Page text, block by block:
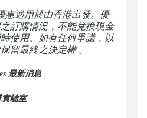
惠適用於由香港出發。優
訂購情況，不能兌換現金
使用。如有任何爭議，以
留最終之決定權 。
最新消息
實驗室